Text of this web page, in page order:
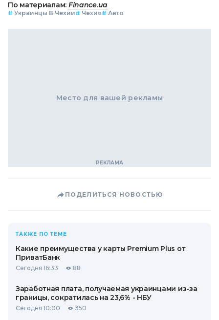
По материалам: Finance.ua
# Украинцы В Чехии# Чехия# Авто
Место для вашей рекламы
ПОДЕЛИТЬСЯ НОВОСТЬЮ
ТАКЖЕ ПО ТЕМЕ
Какие преимущества у карты Premium Plus от
ПриватБанк
Сегодня 16:33 88
Заработная плата, получаемая украинцами из-за
границы, сократилась на 23,6% - НБУ
Сегодня 10:00 350